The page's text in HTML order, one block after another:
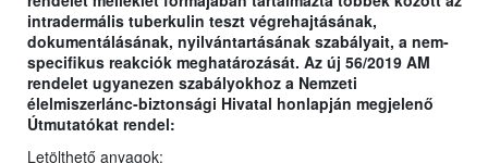
intradermális tuberkulin teszt végrehajtásának,
dokumentálásának, nyilvántartásának szabályait, a nem-
specifikus reakciók meghatározását. Az új 56/2019 AM
rendelet ugyanezen szabályokhoz a Nemzeti
élelmiszerlánc-biztonsági Hivatal honlapján megjelenő
Útmutatókat rendel:
Letölthető anyagok: